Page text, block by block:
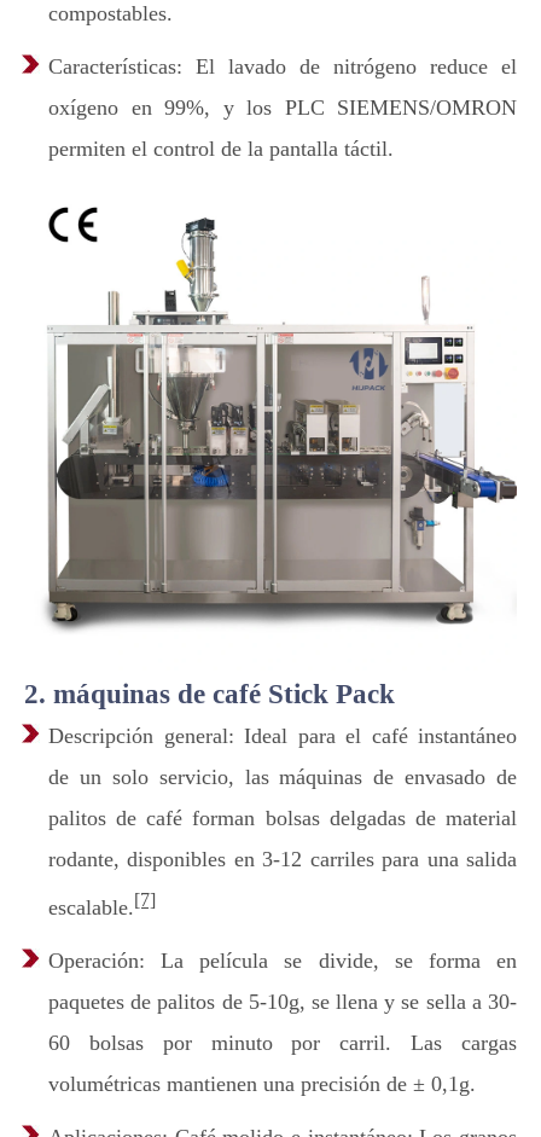
compostables.
Características: El lavado de nitrógeno reduce el
oxígeno en 99%, y los PLC SIEMENS/OMRON
permiten el control de la pantalla táctil.
2. máquinas de café Stick Pack
Descripción general: Ideal para el café instantáneo
de un solo servicio, las máquinas de envasado de
palitos de café forman bolsas delgadas de material
rodante, disponibles en 3-12 carriles para una salida
escalable.[7]
Operación: La película se divide, se forma en
paquetes de palitos de 5-10g, se llena y se sella a 30-
60 bolsas por minuto por carril. Las cargas
volumétricas mantienen una precisión de ± 0,1g.